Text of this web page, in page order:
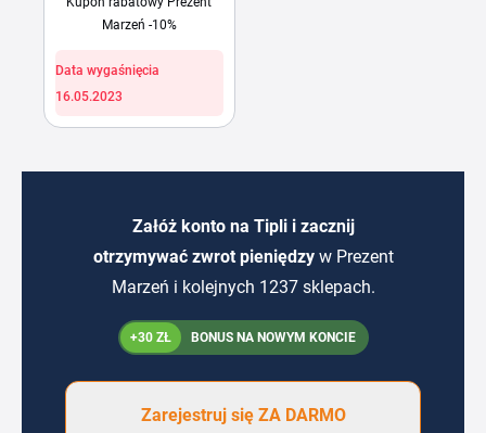
Marzeń -10%
Data wygaśnięcia
16.05.2023
Załóż konto na Tipli i zacznij
otrzymywać zwrot pieniędzy w Prezent
Marzeń i kolejnych 1237 sklepach.
+30 ZŁ BONUS NA NOWYM KONCIE
Zarejestruj się ZA DARMO